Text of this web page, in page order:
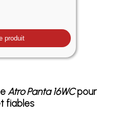
produit
Atro Panta 16WCpour
fiables